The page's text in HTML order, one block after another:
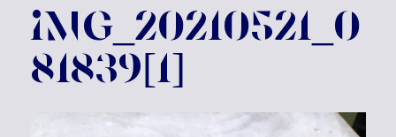
IMG_20210521_0
81839[1]